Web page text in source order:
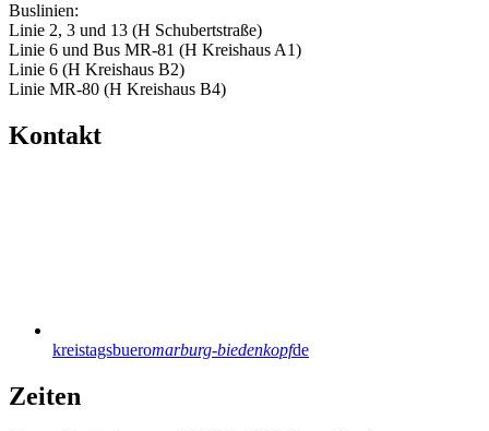
Buslinien:
Linie 2, 3 und 13 (H Schubertstraße)
Linie 6 und Bus MR-81 (H Kreishaus A1)
Linie 6 (H Kreishaus B2)
Linie MR-80 (H Kreishaus B4)
Kontakt
kreistagsbueromarburg-biedenkopfde
Zeiten